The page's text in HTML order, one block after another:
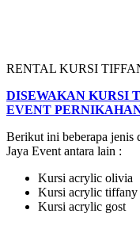
RENTAL KURSI
DISEWAKAN KURSI
EVENT
Berikut ini beberapa
Jaya Event antara lain :
Kursi acrylic olivia
Kursi acrylic tiffany
Kursi acrylic gost